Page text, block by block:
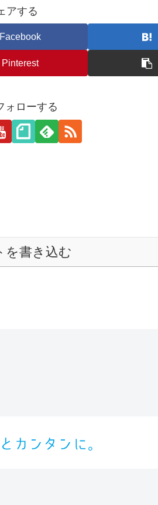
アする
Facebook
Pinterest
ォローする
を書き込む